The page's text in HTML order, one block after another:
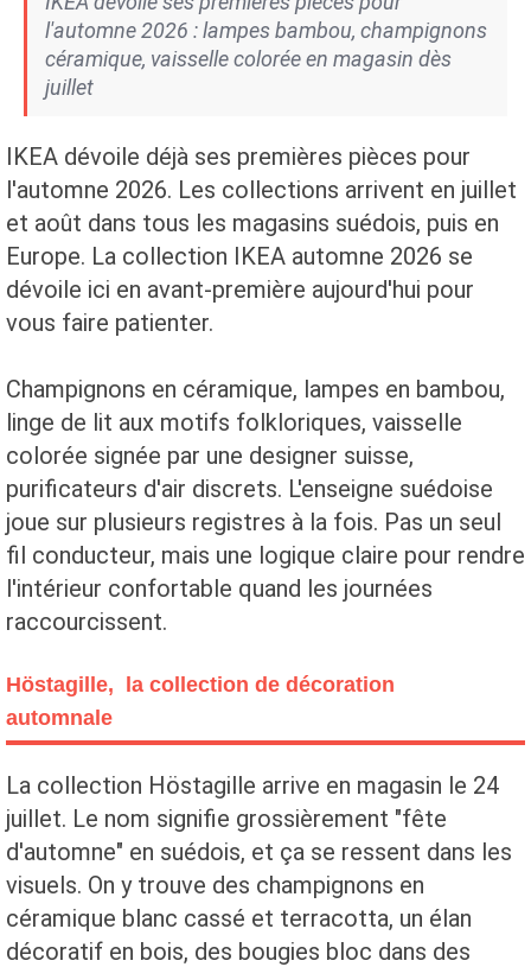
l'automne 2026 : lampes bambou, champignons
céramique, vaisselle colorée en magasin dès
juillet
IKEA dévoile déjà ses premières pièces pour
l'automne 2026. Les collections arrivent en juillet
et août dans tous les magasins suédois, puis en
Europe. La collection IKEA automne 2026 se
dévoile ici en avant-première aujourd'hui pour
vous faire patienter.
Champignons en céramique, lampes en bambou,
linge de lit aux motifs folkloriques, vaisselle
colorée signée par une designer suisse,
purificateurs d'air discrets. L'enseigne suédoise
joue sur plusieurs registres à la fois. Pas un seul
fil conducteur, mais une logique claire pour rendre
l'intérieur confortable quand les journées
raccourcissent.
Höstagille, la collection de décoration
automnale
La collection Höstagille arrive en magasin le 24
juillet. Le nom signifie grossièrement "fête
d'automne" en suédois, et ça se ressent dans les
visuels. On y trouve des champignons en
céramique blanc cassé et terracotta, un élan
décoratif en bois, des bougies bloc dans des